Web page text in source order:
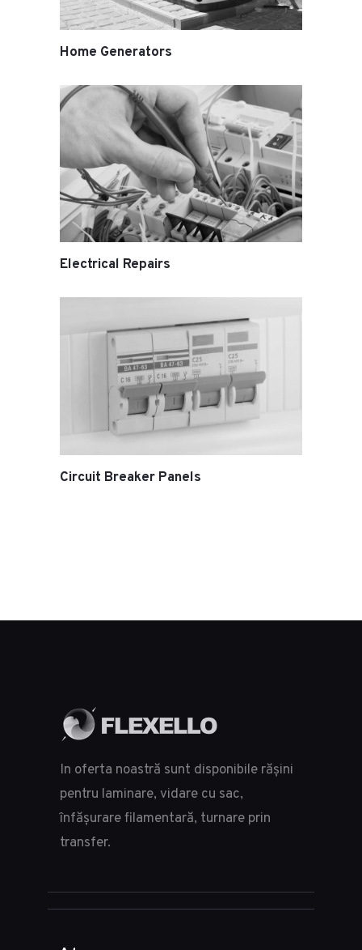
Home Generators
Electrical Repairs
Circuit Breaker Panels
In oferta noastră sunt disponibile rășini
pentru laminare, vidare cu sac,
înfășurare filamentară, turnare prin
transfer.